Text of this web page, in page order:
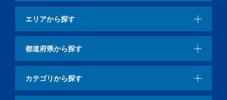
エリアから探す
都道府県から探す
カテゴリから探す